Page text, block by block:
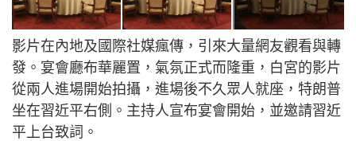
影片在內地及國際社媒瘋傳，引來大量網友觀看與轉
發。宴會廳布華麗置，氣氛正式而隆重，白宮的影片
從兩人進場開始拍攝，進場後不久眾人就座，特朗普
坐在習近平右側。主持人宣布宴會開始，並邀請習近
平上台致詞。